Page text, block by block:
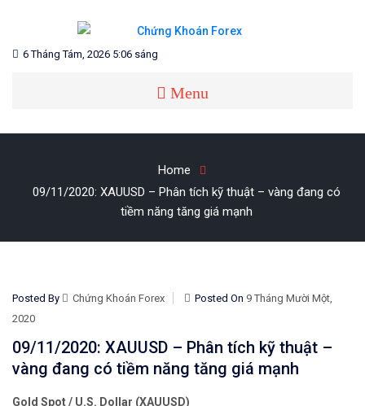
content
CHỨNG KHOÁN FOREX
Blog chia sẻ về Chứng Khoán và Forex
6 Tháng Tám, 2026 5:06 sáng
Menu
Home
09/11/2020: XAUUSD – Phân tích kỹ thuật – vàng đang có
tiềm năng tăng giá mạnh
Posted By Chứng Khoán Forex Posted On 9 Tháng Mười Một,
2020
09/11/2020: XAUUSD – Phân tích kỹ thuật –
vàng đang có tiềm năng tăng giá mạnh
Gold Spot / U.S. Dollar (XAUUSD)